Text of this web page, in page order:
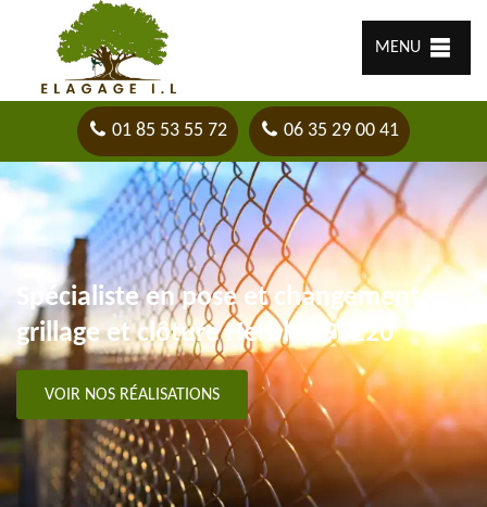
MENU
01 85 53 55 72 06 35 29 00 41
Spécialiste en pose et changement
grillage et clôture Herblay 95220
VOIR NOS RÉALISATIONS